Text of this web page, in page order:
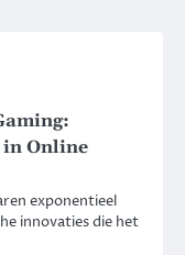
in Online
exponentieel
innovaties die het